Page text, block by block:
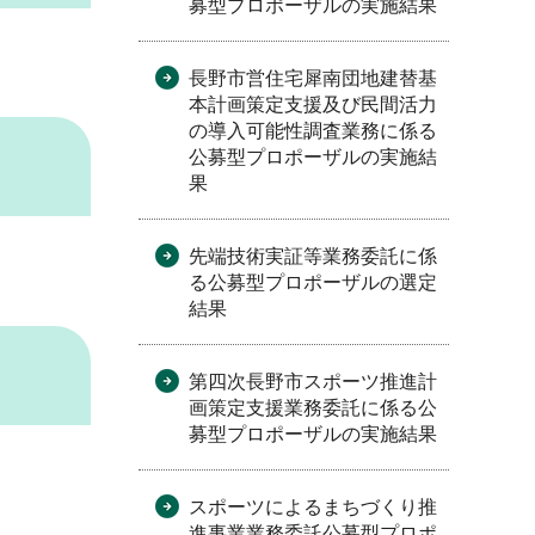
募型プロポーザルの実施結果
長野市営住宅犀南団地建替基
本計画策定支援及び民間活力
の導入可能性調査業務に係る
公募型プロポーザルの実施結
果
先端技術実証等業務委託に係
る公募型プロポーザルの選定
結果
第四次長野市スポーツ推進計
画策定支援業務委託に係る公
募型プロポーザルの実施結果
スポーツによるまちづくり推